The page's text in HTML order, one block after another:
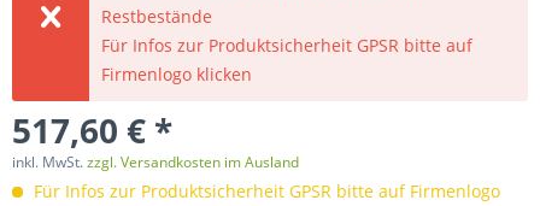
Restbestände
Für Infos zur Produktsicherheit GPSR bitte auf
Firmenlogo klicken
517,60 € *
inkl. MwSt.zzgl. Versandkosten im Ausland
Für Infos zur Produktsicherheit GPSR bitte auf Firmenlogo